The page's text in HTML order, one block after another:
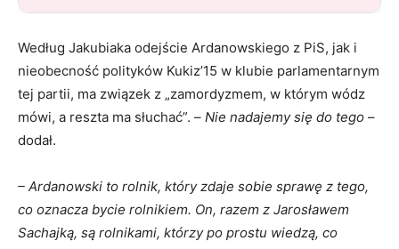
Według Jakubiaka odejście Ardanowskiego z PiS, jak i
nieobecność polityków Kukiz’15 w klubie parlamentarnym
tej partii, ma związek z „zamordyzmem, w którym wódz
mówi, a reszta ma słuchać”. – Nie nadajemy się do tego –
dodał.
– Ardanowski to rolnik, który zdaje sobie sprawę z tego,
co oznacza bycie rolnikiem. On, razem z Jarosławem
Sachajką, są rolnikami, którzy po prostu wiedzą, co